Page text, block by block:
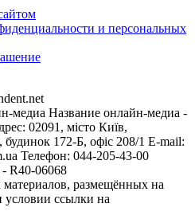
и персональных
медиа Название онлайн-медиа -
02091, місто Київ,
172-Б, офіс 208/1 E-mail:
Телефон: 044-205-43-00
R40-06068
размещённых на
условии ссылки на